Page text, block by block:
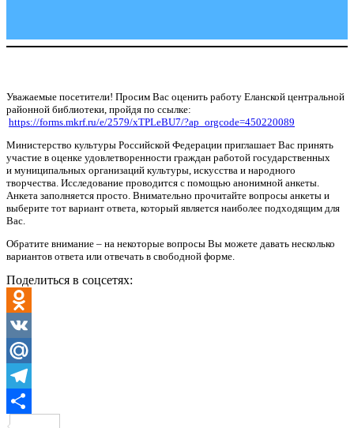
Уважаемые посетители! Просим Вас оценить работу Еланской центральной
районной библиотеки, пройдя по ссылке:
https://forms.mkrf.ru/e/2579/xTPLeBU7/?ap_orgcode=450220089
Министерство культуры Российской Федерации приглашает Вас принять
участие в оценке удовлетворенности граждан работой государственных
и муниципальных организаций культуры, искусства и народного
творчества. Исследование проводится с помощью анонимной анкеты.
Анкета заполняется просто. Внимательно прочитайте вопросы анкеты и
выберите тот вариант ответа, который является наиболее подходящим для
Вас.
Обратите внимание – на некоторые вопросы Вы можете давать несколько
вариантов ответа или отвечать в свободной форме.
Поделиться в соцсетях:
Odnoklassniki
VK
Mail.Ru
Telegram